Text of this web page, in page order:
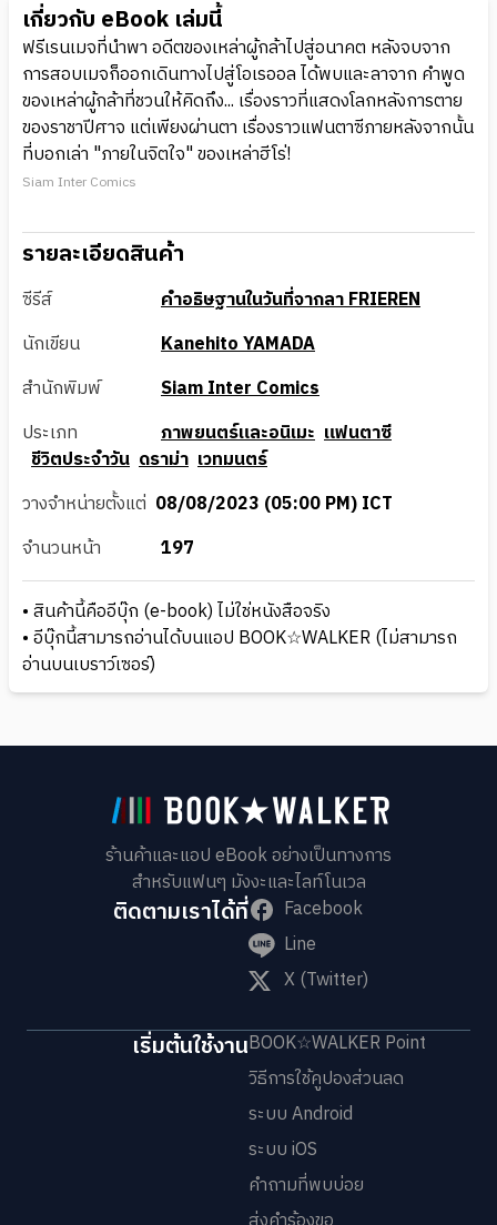
เกี่ยวกับ eBook เล่มนี้
ฟรีเรนเมจที่นำพา อดีตของเหล่าผู้กล้าไปสู่อนาคต หลังจบจาก
การสอบเมจก็ออกเดินทางไปสู่โอเรออล ได้พบและลาจาก คำพูด
ของเหล่าผู้กล้าที่ชวนให้คิดถึง... เรื่องราวที่แสดงโลกหลังการตาย
ของราชาปีศาจ แต่เพียงผ่านตา เรื่องราวแฟนตาซีภายหลังจากนั้น
ที่บอกเล่า "ภายในจิตใจ" ของเหล่าฮีโร่!
Siam Inter Comics
รายละเอียดสินค้า
ซีรีส์
คำอธิษฐานในวันที่จากลา FRIEREN
นักเขียน
Kanehito YAMADA
สำนักพิมพ์
Siam Inter Comics
ประเภท
ภาพยนตร์และอนิเมะ แฟนตาซี
ชีวิตประจำวัน ดราม่า เวทมนตร์
วางจำหน่ายตั้งแต่ 08/08/2023 (05:00 PM) ICT
จำนวนหน้า
197
• สินค้านี้คืออีบุ๊ก (e-book) ไม่ใช่หนังสือจริง
• อีบุ๊กนี้สามารถอ่านได้บนแอป BOOK☆WALKER (ไม่สามารถ
อ่านบนเบราว์เซอร์)
ร้านค้าและแอป eBook อย่างเป็นทางการ
สำหรับแฟนๆ มังงะและไลท์โนเวล
ติดตามเราได้ที่
Facebook
Line
X (Twitter)
เริ่มต้นใช้งานBOOK☆WALKER Point
วิธีการใช้คูปองส่วนลด
ระบบ Android
ระบบ iOS
คำถามที่พบบ่อย